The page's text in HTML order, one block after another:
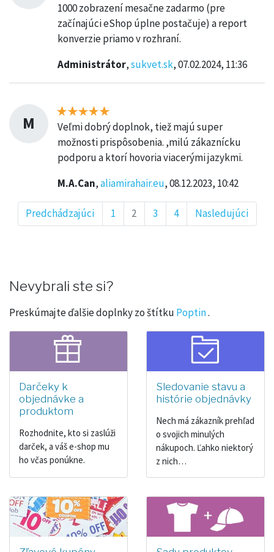
1000 zobrazení mesačne zadarmo (pre
začínajúci eShop úplne postačuje) a report
konverzie priamo v rozhraní.
Administrátor,sukvet.sk, 07.02.2024, 11:36
M
Veľmi dobrý doplnok, tiež majú super
možnosti prispôsobenia. ,milú zákaznícku
podporu a ktorí hovoria viacerými jazykmi.
M.A.Can,aliamirahair.eu, 08.12.2023, 10:42
Predchádzajúci 1 2 3 4 Nasledujúci
Nevybrali ste si?
Preskúmajte ďalšie doplnky zo štítku Poptin.
Darčeky k
objednávke a
produktom
Rozhodnite, kto si zaslúži
darček, a váš e-shop mu
ho včas ponúkne.
Sledovanie stavu a
histórie objednávky
Nech má zákazník prehľad
o svojich minulých
nákupoch. Ľahko niektorý
z nich…